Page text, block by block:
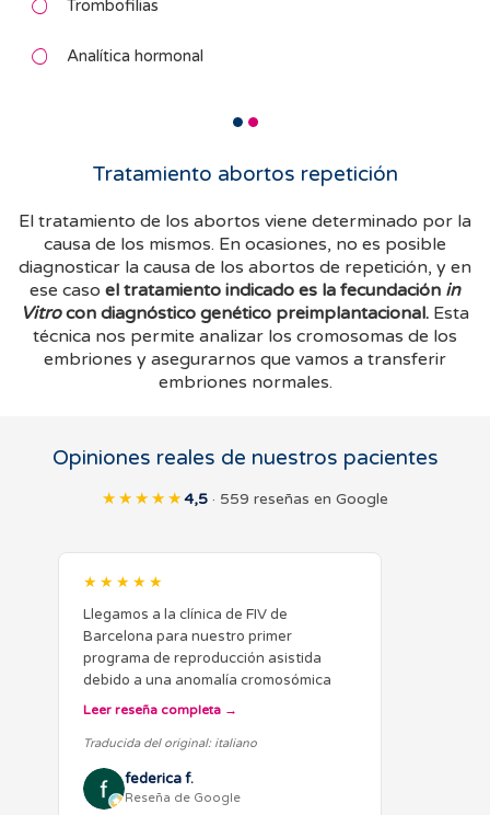
Trombofilias
Analítica hormonal
Tratamiento abortos repetición
El tratamiento de los abortos viene determinado por la
causa de los mismos. En ocasiones, no es posible
diagnosticar la causa de los abortos de repetición, y en
ese caso el tratamiento indicado es la fecundación in
Vitrocon diagnóstico genético preimplantacional. Esta
técnica nos permite analizar los cromosomas de los
embriones y asegurarnos que vamos a transferir
embriones normales.
Opiniones reales de nuestros pacientes
★★★★★4,5 · 559 reseñas en Google
★★★★★
Llegamos a la clínica de FIV de
Barcelona para nuestro primer
programa de reproducción asistida
debido a una anomalía cromosómica
femenina, descubierta tras numerosos
abortos espontáneos en Italia. Desde el
principio…
Leer reseña completa
Traducida del original: italiano
federica f.
Reseña de Google